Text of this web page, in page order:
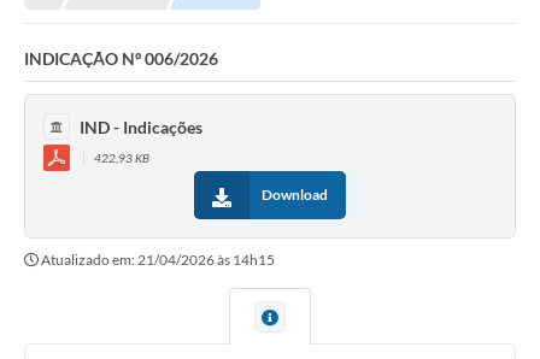
Legislação
Lei de Acesso à Informação
LGPD - Política de Privacidade
Diários Oficial
INDICAÇÃO Nº 006/2026
IND - Indicações
422,93 KB
Download
Atualizado em: 21/04/2026 às 14h15